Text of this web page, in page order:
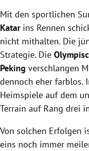
Mit den sportlichen
Katarins Rennen
nicht mithalten. Die
Strategie. Die
Peking verschlangen
dennoch eher farblos.
Heimspiele auf dem
Terrain auf Rang drei
Von solchen Erfolgen
eins noch immer